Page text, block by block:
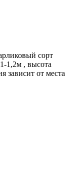
сорт
1,2м , высота
зависит от места